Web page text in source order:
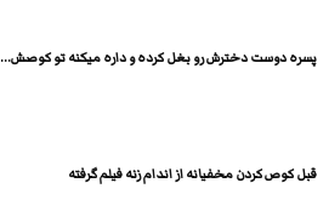
پسره دوست دخترش رو بغل کرده و داره میکنه تو کوصش...
قبل کوص کردن مخفیانه از اندام زنه فیلم گرفته